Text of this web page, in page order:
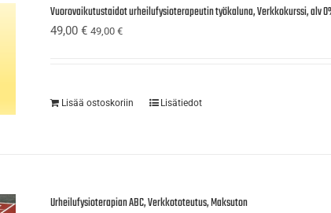
Vuorovaikutustaidot urheilufysioterapeutin työkaluna, Verkkokurssi, alv
49,00€ 49,00€
Lisää ostoskoriin Lisätiedot
Urheilufysioterapian ABC, Verkkototeutus, Maksuton